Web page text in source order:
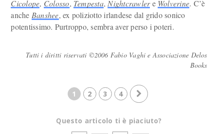
Cicolope, Colosso, Tempesta, Nightcrawlere Wolverine. C’è
anche Banshee, ex poliziotto irlandese dal grido sonico
potentissimo. Purtroppo, sembra aver perso i poteri.
Tutti i diritti riservati ©2006 Fabio Vaghi e Associazione Delos
Books
1 2 3 4
Questo articolo ti è piaciuto?